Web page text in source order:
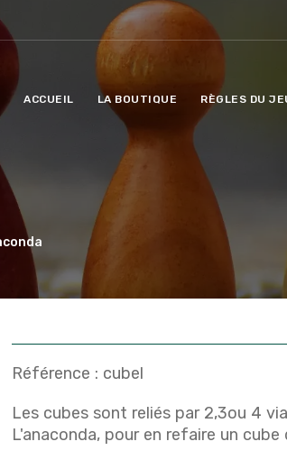
ACCUEIL LA BOUTIQUE RÈGLES DU
Référence : cubel
Les cubes sont reliés par 2,3ou 4
L'anaconda, pour en refaire un cube